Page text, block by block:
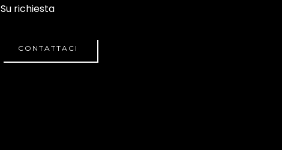
Su richiesta
CONTATTACI